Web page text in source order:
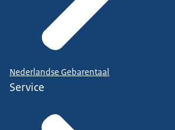
Nederlandse Gebarentaal
Service